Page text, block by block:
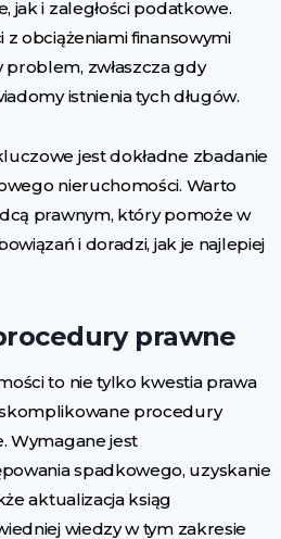
jak i zaległości podatkowe.
obciążeniami finansowymi
zwłaszcza gdy
istnienia tych długów.
jest dokładne zbadanie
nieruchomości. Warto
prawnym, który pomoże w
i doradzi, jak je najlepiej
prawne
to nie tylko kwestia prawa
procedury
Wymagane jest
spadkowego, uzyskanie
aktualizacja ksiąg
wiedzy w tym zakresie